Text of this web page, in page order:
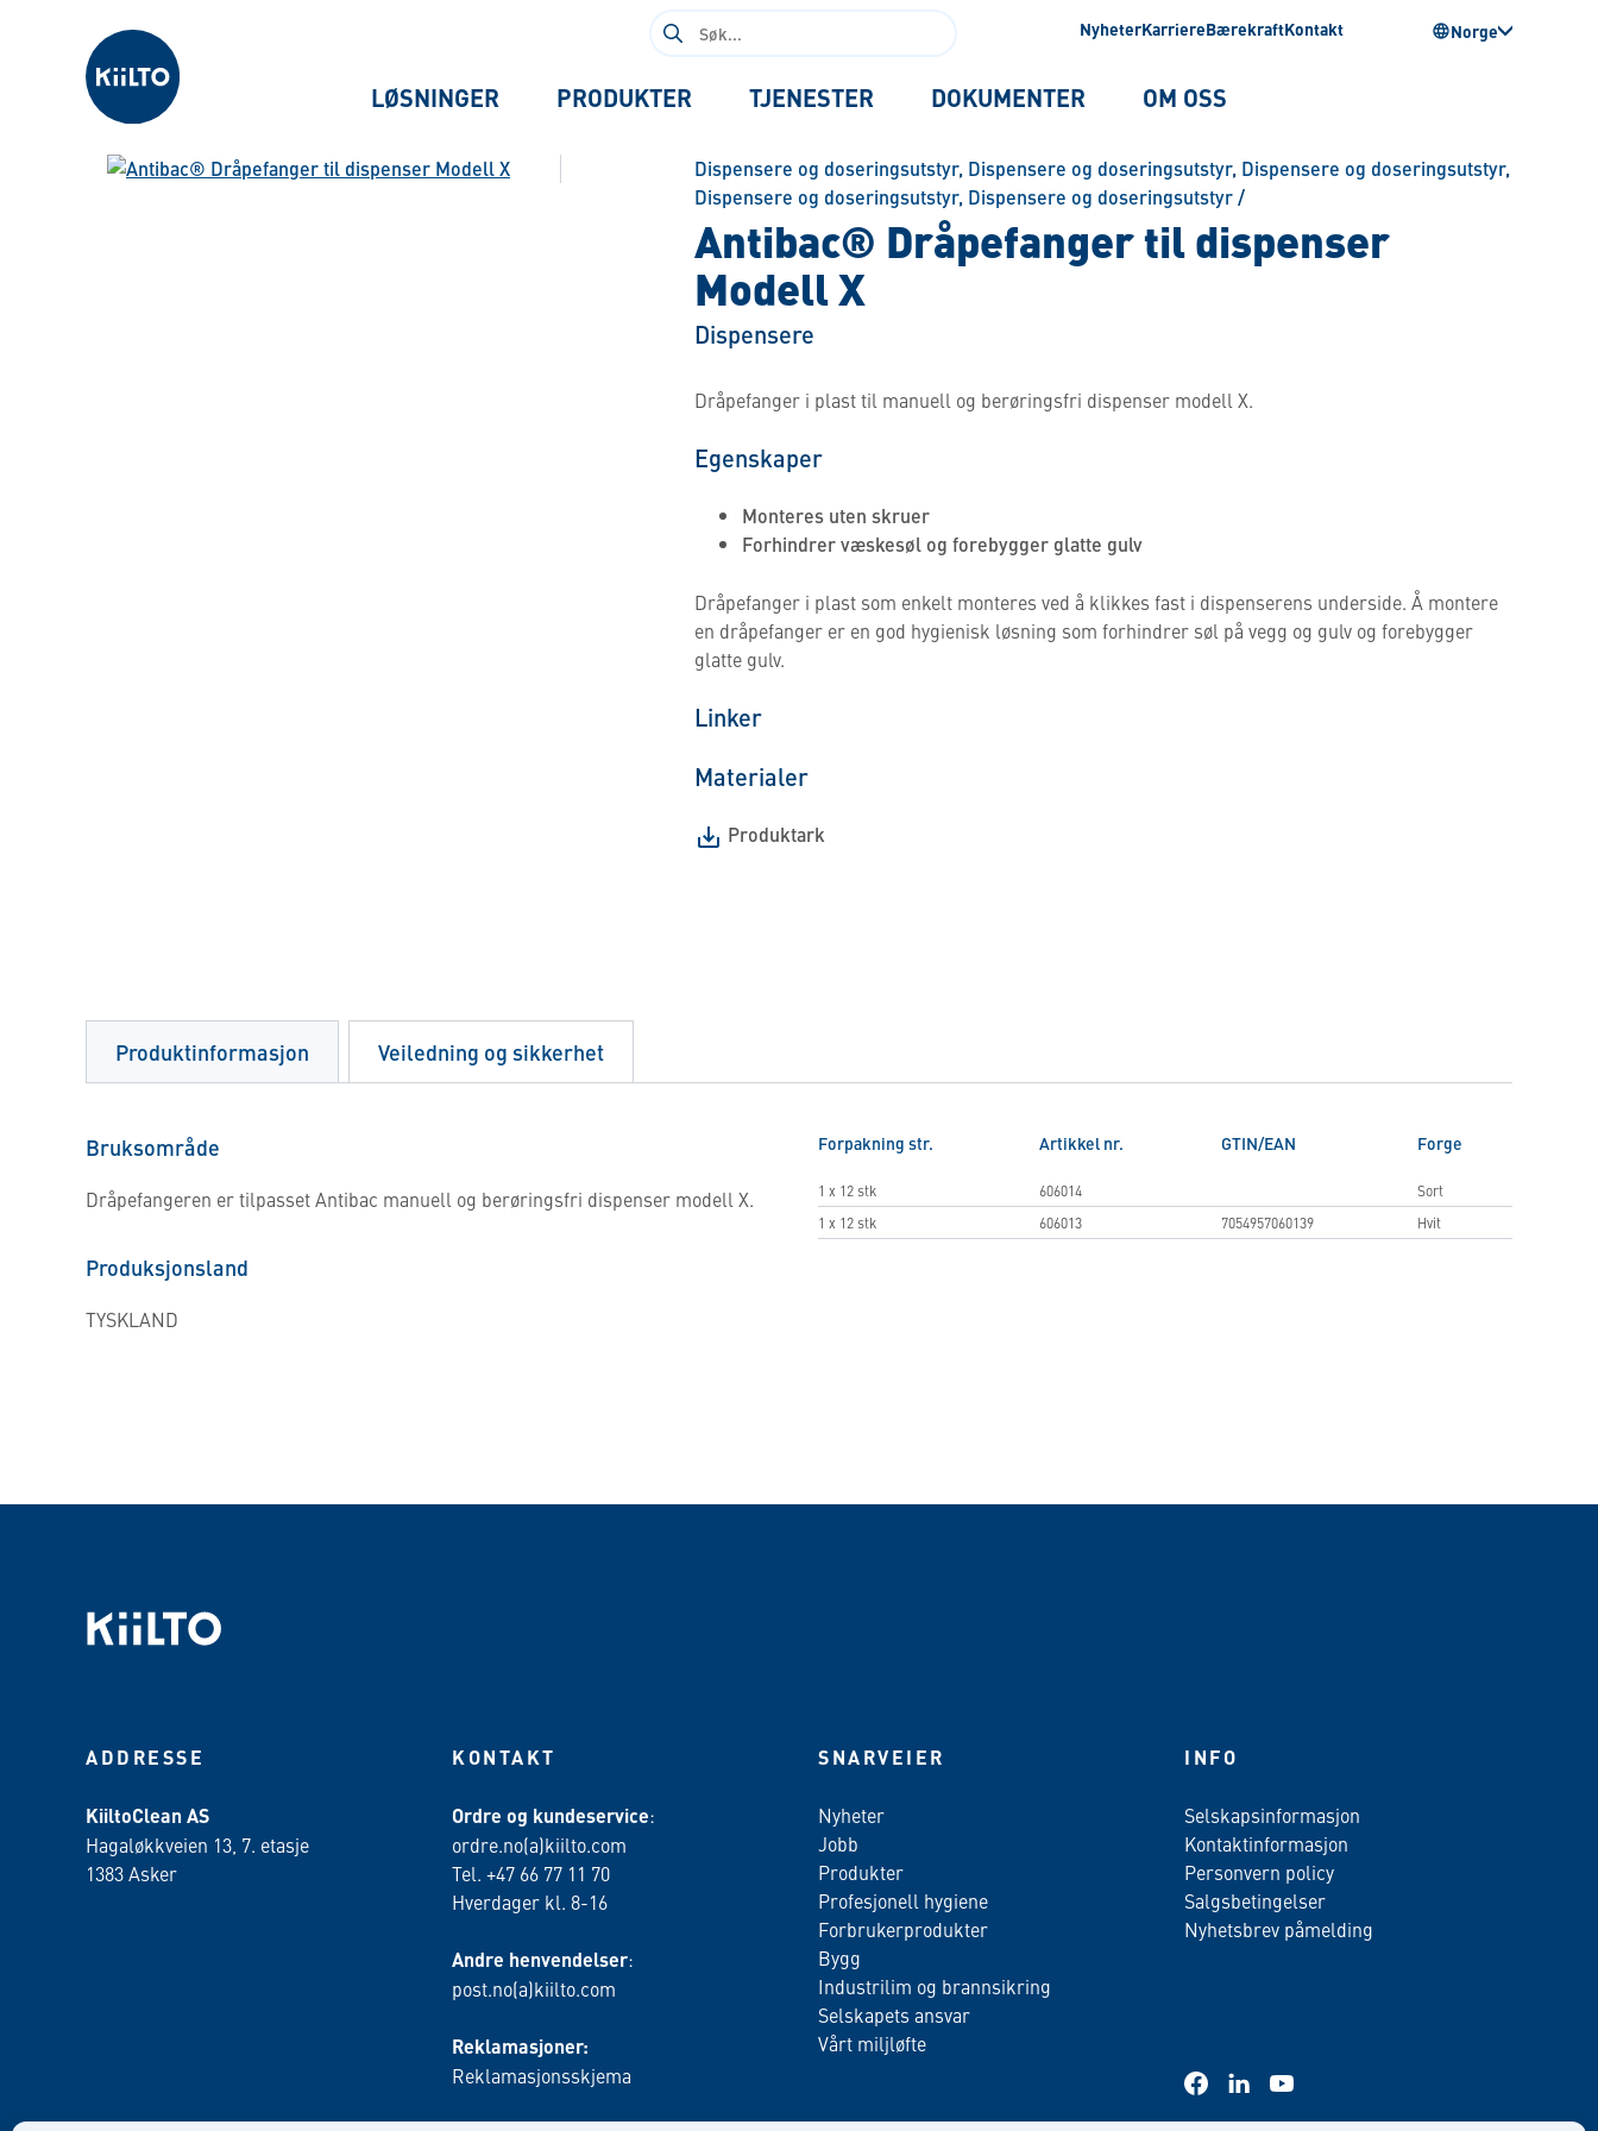
Kiilto Norway
Søk
etter:
NyheterKarriereBærekraftKontakt Norge
LØSNINGER PRODUKTER TJENESTER DOKUMENTER OM OSS
Dispensere og doseringsutstyr, Dispensere og doseringsutstyr, Dispensere og doseringsutstyr,
Dispensere og doseringsutstyr, Dispensere og doseringsutstyr/
Antibac® Dråpefanger til dispenser
Modell X
Dispensere
Dråpefanger i plast til manuell og berøringsfri dispenser modell X.
Egenskaper
Monteres uten skruer
Forhindrer væskesøl og forebygger glatte gulv
Dråpefanger i plast som enkelt monteres ved å klikkes fast i dispenserens underside. Å montere
en dråpefanger er en god hygienisk løsning som forhindrer søl på vegg og gulv og forebygger
glatte gulv.
Linker
Materialer
Produktark
Produktinformasjon
Bruksområde
Dråpefangeren er tilpasset Antibac manuell og berøringsfri dispenser modell X.
Produksjonsland
TYSKLAND
Forpakning str. Artikkel nr. GTIN/EAN Forge
1 x 12 stk 606014
Sort
1 x 12 stk
606013 7054957060139 Hvit
Veiledning og sikkerhet
ADDRESSE
KiiltoClean AS
Hagaløkkveien 13, 7. etasje
1383 Asker
KONTAKT
Ordre og kundeservice:
ordre.no(a)kiilto.com
Tel. +47 66 77 11 70
Hverdager kl. 8-16
Andre henvendelser:
post.no(a)kiilto.com
Reklamasjoner:
Reklamasjonsskjema
SNARVEIER
Nyheter
Jobb
Produkter
Profesjonell hygiene
Forbrukerprodukter
Bygg
Industrilim og brannsikring
Selskapets ansvar
Vårt miljløfte
INFO
Selskapsinformasjon
Kontaktinformasjon
Personvern policy
Salgsbetingelser
Nyhetsbrev påmelding
facebooklinkedinyoutube